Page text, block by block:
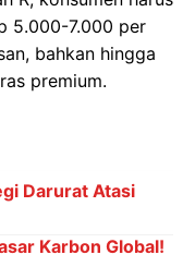
5.000-7.000 per
bahkan hingga
premium.
Darurat Atasi
Karbon Global!